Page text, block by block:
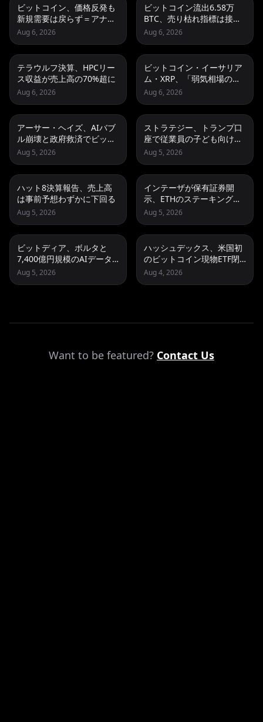
ビットコイン、価格反発も
新規需要は戻らず＝アナリ
スト
Aug 6, 2026
ビットコイン流出6.58万
BTC、売り枯れ指標は接近
＝グラスノード
Aug 6, 2026
テラウルフ決算、HPCリー
ス収益が売上高の70%超に
Aug 6, 2026
ビットコイン・イーサリア
ム・XRP、「弱気相場の最
終段階に典型的な兆候」＝
Aug 6, 2026
アーサー・ヘイズ、AIバブ
ル崩壊と政府救済でビット
コイン100万ドル超と予想
Aug 5, 2026
ストラテジー、トランプ口
座で従業員の子ども向けに
毎年約4万円拠出
Aug 5, 2026
ハット8決算報告、売上高
は事前予想わずかに下回る
Aug 5, 2026
インテーザが保有証券開
示、ETHのステーキング
ETF「ETHB」が26年2Qに3
Aug 5, 2026
ビットディア、ボルタと
7,400億円規模のAIデータ
センター契約締結 保有
Aug 5, 2026
ハッシュデックス、米国初
のビットコイン現物ETF閉
鎖事例
Aug 4, 2026
Want to be featured? Contact Us